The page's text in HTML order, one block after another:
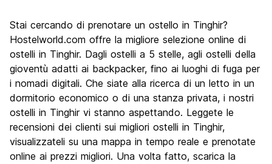
Luoghi di interesse culturale
6.2
Festa / Vita notturna
4.7
Qualita' Prezzo
7.5
Stai cercando di prenotare un ostello in Tinghir?
Hostelworld.com offre la migliore selezione online di
ostelli in Tinghir. Dagli ostelli a 5 stelle, agli ostelli della
gioventù adatti ai backpacker, fino ai luoghi di fuga per
i nomadi digitali. Che siate alla ricerca di un letto in un
dormitorio economico o di una stanza privata, i nostri
ostelli in Tinghir vi stanno aspettando. Leggete le
recensioni dei clienti sui migliori ostelli in Tinghir,
visualizzateli su una mappa in tempo reale e prenotate
online ai prezzi migliori. Una volta fatto, scarica la